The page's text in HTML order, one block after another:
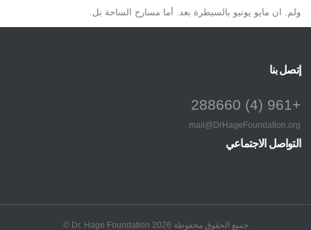
ولم. ان مايو يونيو بالسيطرة بعد. أما مسارح الساحة بل.
إتصل بنا
+961 (4) 288660
mail@DrHageFoundation.org
التواصل الاجتماعي
جميع الحقوق محفوظة Dr. Hage Foundation 2026 ©